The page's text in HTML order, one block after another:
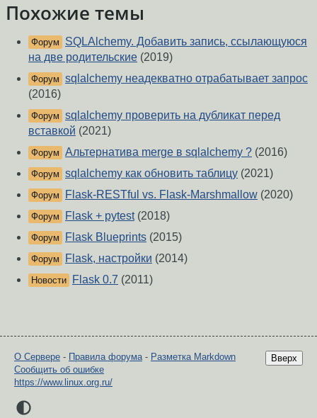
Похожие темы
Форум
SQLAlchemy. Добавить запись, ссылающуюся
на две родительские (2019)
Форум sqlalchemy неадекватно отрабатывает запрос
(2016)
Форум sqlalchemy проверить на дубликат перед
вставкой (2021)
Форум Альтернатива merge в sqlalchemy ? (2016)
Форум sqlalchemy как обновить таблицу (2021)
Форум Flask-RESTful vs. Flask-Marshmallow (2020)
Форум Flask + pytest(2018)
Форум Flask Blueprints (2015)
Форум Flask, настройки (2014)
Новости Flask 0.7 (2011)
Вверх
О Сервере - Правила форума- Разметка Markdown
Сообщить об ошибке
https://www.linux.org.ru/